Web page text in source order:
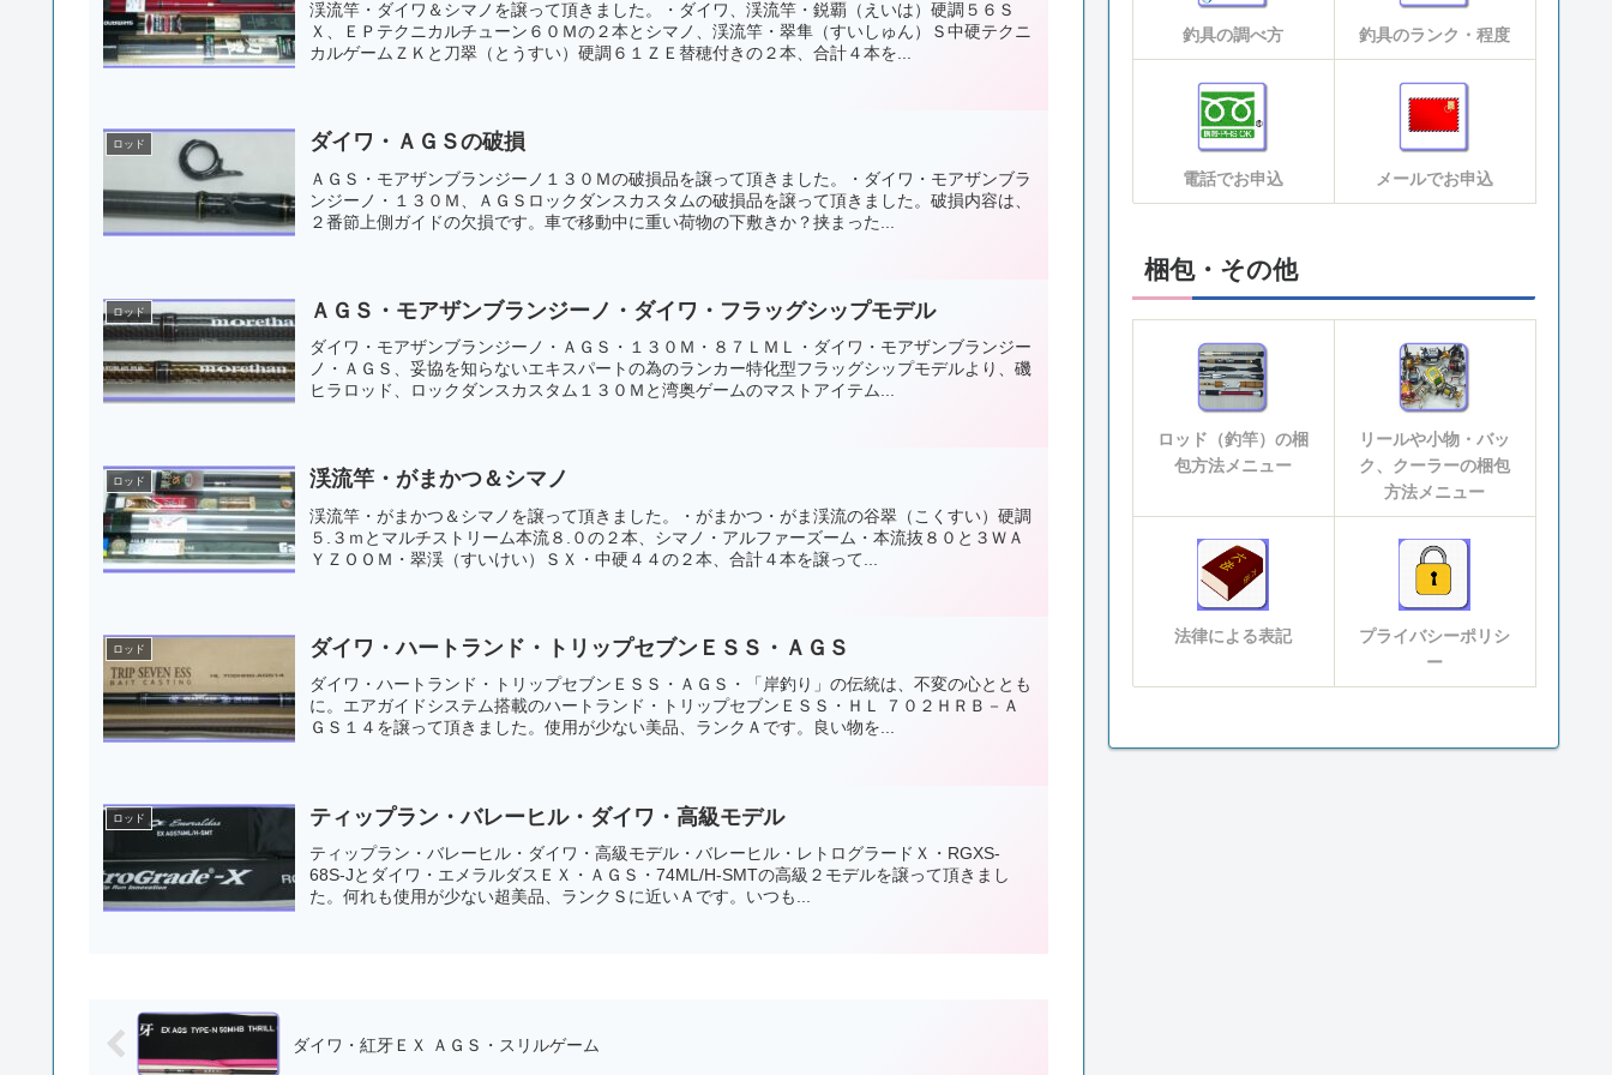
渓流竿・ダイワ＆シマノを譲って頂きました。・ダイワ、渓流竿・鋭覇（えいは）硬調５６Ｓ
Ｘ、ＥＰテクニカルチューン６０Ｍの２本とシマノ、渓流竿・翠隼（すいしゅん）Ｓ中硬テクニ
カルゲームＺＫと刀翠（とうすい）硬調６１ＺＥ替穂付きの２本、合計４本を...
ロッド ダイワ・ＡＧＳの破損
ＡＧＳ・モアザンブランジーノ１３０Ｍの破損品を譲って頂きました。・ダイワ・モアザンブラ
ンジーノ・１３０Ｍ、ＡＧＳロックダンスカスタムの破損品を譲って頂きました。破損内容は、
２番節上側ガイドの欠損です。車で移動中に重い荷物の下敷きか？挟まった...
ロッド ＡＧＳ・モアザンブランジーノ・ダイワ・フラッグシップモデル
ダイワ・モアザンブランジーノ・ＡＧＳ・１３０Ｍ・８７ＬＭＬ・ダイワ・モアザンブランジー
ノ・ＡＧＳ、妥協を知らないエキスパートの為のランカー特化型フラッグシップモデルより、磯
ヒラロッド、ロックダンスカスタム１３０Ｍと湾奥ゲームのマストアイテム...
ロッド 渓流竿・がまかつ＆シマノ
渓流竿・がまかつ＆シマノを譲って頂きました。・がまかつ・がま渓流の谷翠（こくすい）硬調
５.３ｍとマルチストリーム本流８.０の２本、シマノ・アルファーズーム・本流抜８０と３ＷＡ
ＹＺＯＯＭ・翠渓（すいけい）ＳＸ・中硬４４の２本、合計４本を譲って...
ロッド ダイワ・ハートランド・トリップセブンＥＳＳ・ＡＧＳ
ダイワ・ハートランド・トリップセブンＥＳＳ・ＡＧＳ・「岸釣り」の伝統は、不変の心ととも
に。エアガイドシステム搭載のハートランド・トリップセブンＥＳＳ・ＨＬ ７０２ＨＲＢ－Ａ
ＧＳ１４を譲って頂きました。使用が少ない美品、ランクＡです。良い物を...
ロッド ティップラン・バレーヒル・ダイワ・高級モデル
ティップラン・バレーヒル・ダイワ・高級モデル・バレーヒル・レトログラードＸ・RGXS-
68S-Jとダイワ・エメラルダスＥＸ・ＡＧＳ・74ML/H-SMTの高級２モデルを譲って頂きまし
た。何れも使用が少ない超美品、ランクＳに近いＡです。いつも...
ダイワ・紅牙ＥＸ ＡＧＳ・スリルゲーム
釣具の調べ方 釣具のランク・程度
電話でお申込 メールでお申込
梱包・その他
ロッド（釣竿）の梱
包方法メニュー
リールや小物・バッ
ク、クーラーの梱包
方法メニュー
法律による表記
プライバシーポリシ
ー